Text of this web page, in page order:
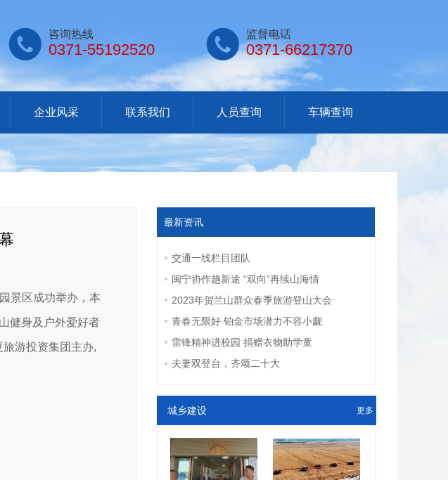
 咨询热线
0371-55192520  监督电话
0371-66217370
企业风采 联系我们 人员查询 车辆查询
景区成功举办，本
健身及户外爱好者
游投资集团主办,
最新资讯
交通一线栏目团队
闽宁协作趟新途 “双向”再续山海情
2023年贺兰山群众春季旅游登山大会
青春无限好 铂金市场潜力不容小觑
雷锋精神进校园 捐赠衣物助学童
夫妻双登台，齐颂二十大
城乡建设 更多